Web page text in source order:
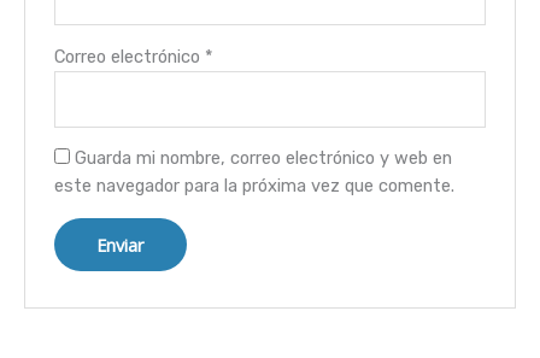
Correo electrónico *
Guarda mi nombre, correo electrónico y web en
este navegador para la próxima vez que comente.